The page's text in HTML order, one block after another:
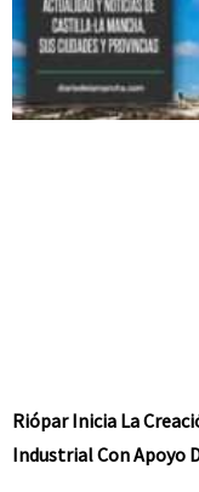
Riópar Inicia La
Industrial Con Apoyo